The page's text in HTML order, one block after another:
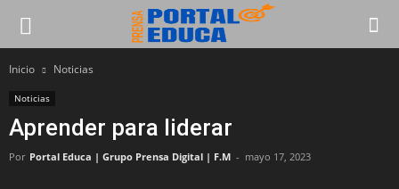
Inicio Noticias
Noticias
Aprender para liderar
Por Portal Educa | Grupo Prensa Digital | F.M - mayo 17, 2023